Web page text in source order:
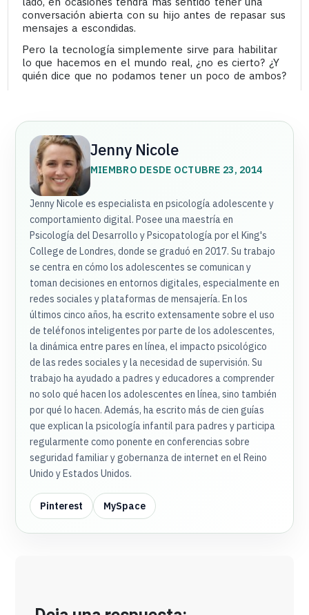
conversación abierta con su hijo antes de repasar sus
mensajes a escondidas.
Pero la tecnología simplemente sirve para habilitar
lo que hacemos en el mundo real, ¿no es cierto? ¿Y
quién dice que no podamos tener un poco de ambos?
Jenny Nicole
MIEMBRO DESDE OCTUBRE 23, 2014
Jenny Nicole es especialista en psicología adolescente y
comportamiento digital. Posee una maestría en
Psicología del Desarrollo y Psicopatología por el King's
College de Londres, donde se graduó en 2017. Su trabajo
se centra en cómo los adolescentes se comunican y
toman decisiones en entornos digitales, especialmente en
redes sociales y plataformas de mensajería. En los
últimos cinco años, ha escrito extensamente sobre el uso
de teléfonos inteligentes por parte de los adolescentes,
la dinámica entre pares en línea, el impacto psicológico
de las redes sociales y la necesidad de supervisión. Su
trabajo ha ayudado a padres y educadores a comprender
no solo qué hacen los adolescentes en línea, sino también
por qué lo hacen. Además, ha escrito más de cien guías
que explican la psicología infantil para padres y participa
regularmente como ponente en conferencias sobre
seguridad familiar y gobernanza de internet en el Reino
Unido y Estados Unidos.
Pinterest MySpace